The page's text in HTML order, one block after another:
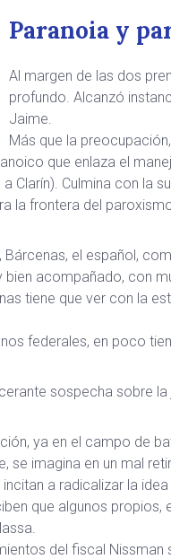
Paranoia y
Al margen de las dos
profundo. Alcanzó
Jaime.
Más que la
que enlaza el
Clarín). Culmina con la
la frontera del
Bárcenas, el español,
bien acompañado, con
tiene que ver con la
federales, en poco
sospecha sobre la
ya en el campo de
se imagina en un mal
a radicalizar la
que algunos
del fiscal